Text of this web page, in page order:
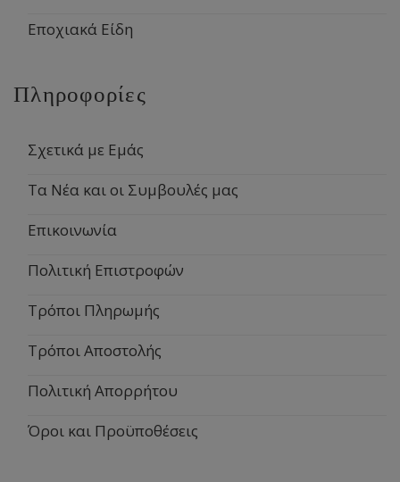
Εποχιακά Είδη
Πληροφορίες
Σχετικά με Εμάς
Τα Νέα και οι Συμβουλές μας
Επικοινωνία
Πολιτική Επιστροφών
Τρόποι Πληρωμής
Τρόποι Αποστολής
Πολιτική Απορρήτου
Όροι και Προϋποθέσεις